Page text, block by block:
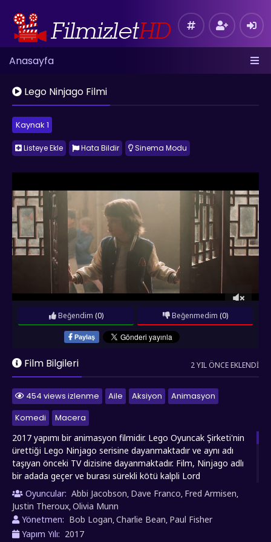
Anasayfa
Lego Ninjago Filmi
Kaynak 1
Listeye Ekle Hata Bildir Sinema Modu
Paylaş
Beğendim (0) Beğenmedim (0)
Film Bilgileri 2 YIL ÖNCE EKLENDI
454 views izlenme Aile Aksiyon
Animasyon
Komedi
Macera
2017 yapımı bir animasyon filmidir. Lego Oyuncak Şirketi'nin
ürettiği Lego Ninjago serisine dayanmaktadır ve aynı adı
taşıyan önceki TV dizisine dayanmaktadır. Film, Ninjago adlı
bir adada geçer ve burası sürekli kötü kalpli Lord
Garmadon'un saldırılarına maruz kalmaktadır. Ancak Ninjago
adasının bir sırrı vardır: Gündüzleri sıradan bir lise öğrencisi
olan genç Lloyd, geceleri ise Gizli Yeşil Ninja olarak kötülüğe
karşı savaşmaktadır. Lloyd'un babası Lord Garmadon ise
Ninjago'nun en büyük düşmanıdır. Film, Lloyd ve
Oyuncular: Abbi Jacobson, Dave Franco, Fred Armisen,
Justin Theroux,Olivia Munn
Yönetmen: Bob Logan,Charlie Bean, Paul Fisher
Yapım Yılı: 2017